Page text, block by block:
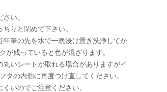
い。
りと閉めて下さい。
年筆の先を水で一晩浸け置き洗浄してか
が残っていると色が混ざります。
いシートが取れる場合がありますがイ
タの内側に再度つけ直してください。
いのでご注意ください。